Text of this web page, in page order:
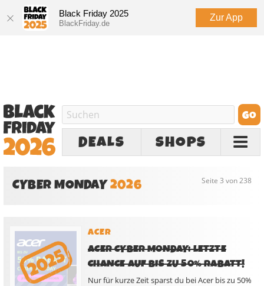
Black Friday 2025
BlackFriday.de
Zur App
DEALS SHOPS
Seite 3 von 238
CYBER MONDAY2026
ACER
ACER CYBER MONDAY: LETZTE
CHANCE AUF BIS ZU 50% RABATT!
Nur für kurze Zeit sparst du bei Acer bis zu 50%